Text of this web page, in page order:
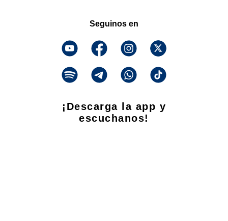
Seguinos en
¡Descarga la app y
escuchanos!